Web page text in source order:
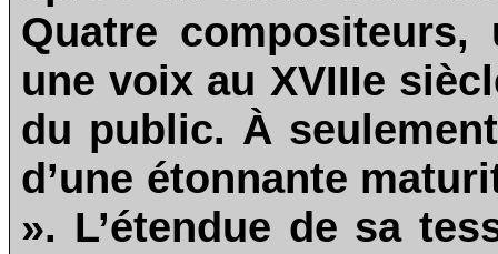
Quatre
une voix au XVIIIe
du public. À
d’une étonnante
». L’étendue de sa